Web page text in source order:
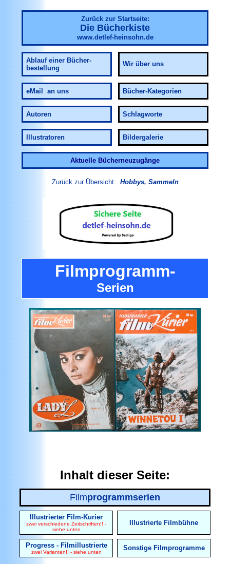
Zurück zur Startseite:
Die Bücherkiste
www.detlef-heinsohn.de
Ablauf einer Bücher-
bestellung
Wir über uns
eMail an uns Bücher-Kategorien
Autoren Schlagworte
Illustratoren Bildergalerie
Aktuelle Bücherneuzugänge
Zurück zur Übersicht: Hobbys, Sammeln
Filmprogramm-
Serien
Inhalt dieser Seite:
Filmprogrammserien
Illustrierter Film-Kurier
zwei verschiedene Zeitschriften!! -
siehe unten
Illustrierte Filmbühne
Progress - Filmillustrierte
zwei Varianten!! - siehe unten
Sonstige Filmprogramme